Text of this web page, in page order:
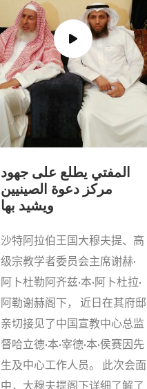
​المفتي يطلع على جهود
مركز دعوة الصينيين
ويشيد بها
沙特阿拉伯王国大穆夫提、高
级宗教学者委员会主席谢赫·
阿卜杜勒阿齐兹·本·阿卜杜拉·
阿勒谢赫阁下， 近日在其府邸
亲切接见了中国宣教中心总监
督哈立德·本·宰德·本·侯赛因先
生及中心工作人员。 此次会面